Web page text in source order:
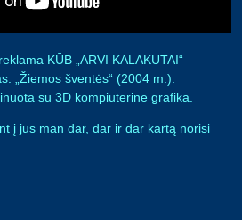
KŪB „ARVI KALAKUTAI“
„Žiemos šventės“ (2004 m.).
su 3D kompiuterine grafika.
į jus man dar, dar ir dar kartą norisi